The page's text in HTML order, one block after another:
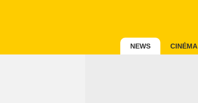
NEWS CINÉMA